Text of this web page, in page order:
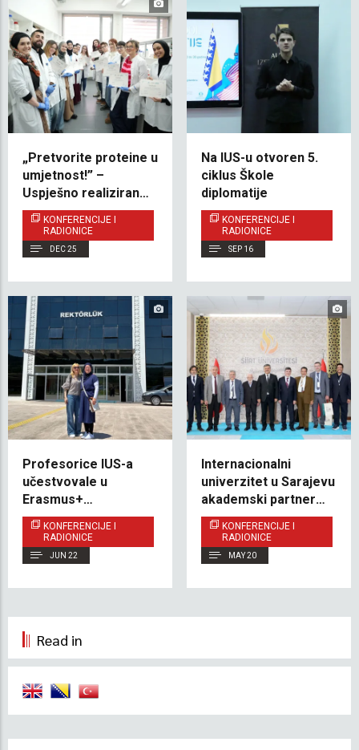
„Pretvorite proteine u
umjetnost!” –
Uspješno realizirana
praktična radionica
Western Blot
KONFERENCIJE I
RADIONICE
DEC 25
Na IUS-u otvoren 5.
ciklus Škole
diplomatije
KONFERENCIJE I
RADIONICE
SEP 16
Profesorice IUS-a
učestvovale u
Erasmus+
akademskoj
mobilnosti na
Univerzitetu Bartın
KONFERENCIJE I
RADIONICE
JUN 22
Internacionalni
univerzitet u Sarajevu
akademski partner
Međunarodnog
simpozija o
okcidentalizmu
KONFERENCIJE I
RADIONICE
MAY 20
Read in